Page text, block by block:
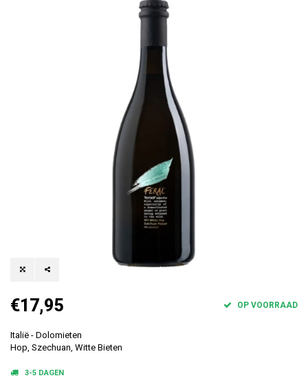
€17,95 OP VOORRAAD
Italië - Dolomieten
Hop, Szechuan, Witte Bieten
3-5 DAGEN